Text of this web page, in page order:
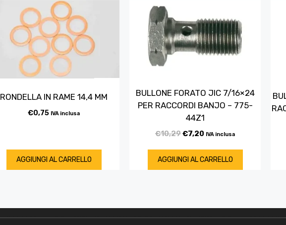
RONDELLA IN RAME 14,4 MM
€0,75 IVA inclusa
AGGIUNGI AL CARRELLO
BULLONE FORATO JIC 7/16×24
PER RACCORDI BANJO – 775-
44Z1
€10,29€7,20 IVA inclusa
AGGIUNGI AL CARRELLO